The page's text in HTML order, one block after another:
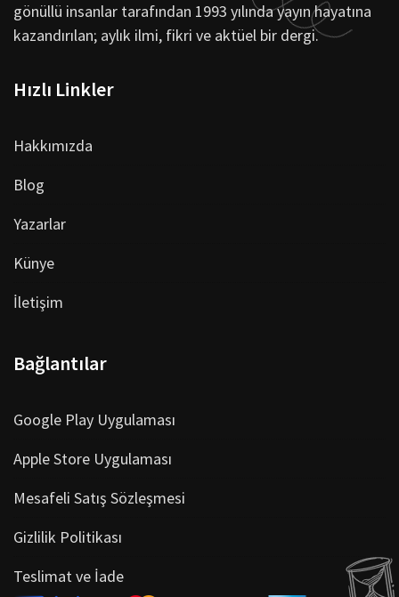
gönüllü insanlar tarafından 1993 yılında yayın hayatına
kazandırılan; aylık ilmi, fikri ve aktüel bir dergi.
Hızlı Linkler
Hakkımızda
Blog
Yazarlar
Künye
İletişim
Bağlantılar
Google Play Uygulaması
Apple Store Uygulaması
Mesafeli Satış Sözleşmesi
Gizlilik Politikası
Teslimat ve İade